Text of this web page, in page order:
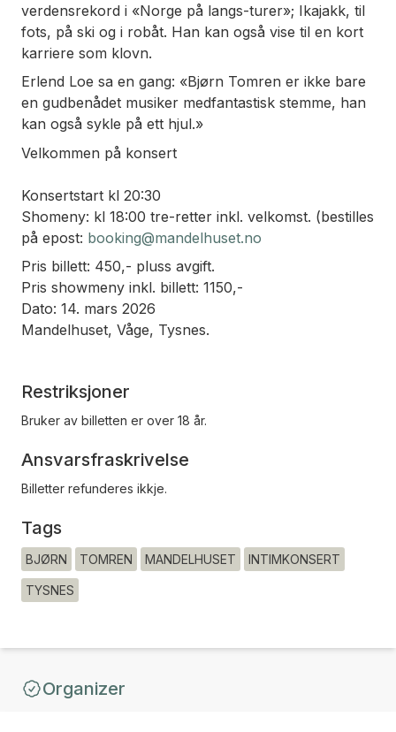
verdensrekord i «Norge på langs-turer»; Ikajakk, til
fots, på ski og i robåt. Han kan også vise til en kort
karriere som klovn.
Erlend Loe sa en gang: «Bjørn Tomren er ikke bare
en gudbenådet musiker medfantastisk stemme, han
kan også sykle på ett hjul.»
Velkommen på konsert
Konsertstart kl 20:30
Shomeny: kl 18:00 tre-retter inkl. velkomst. (bestilles
på epost: booking@mandelhuset.no
Pris billett: 450,- pluss avgift.
Pris showmeny inkl. billett: 1150,-
Dato: 14. mars 2026
Mandelhuset, Våge, Tysnes.
Restriksjoner
Bruker av billetten er over 18 år.
Ansvarsfraskrivelse
Billetter refunderes ikkje.
Tags
BJØRN TOMREN MANDELHUSET INTIMKONSERT
TYSNES
Organizer